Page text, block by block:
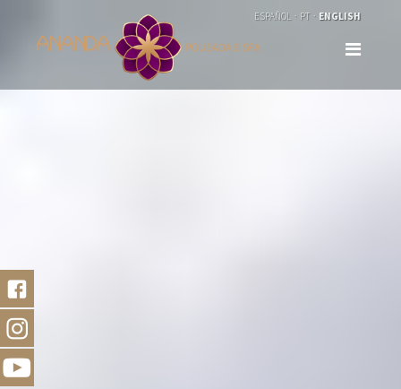
ESPAÑOL PT ENGLISH